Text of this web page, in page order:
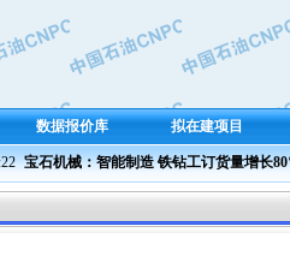
数据报价库 拟在建项目
宝石机械：智能制造 铁钻工订货量增长80%